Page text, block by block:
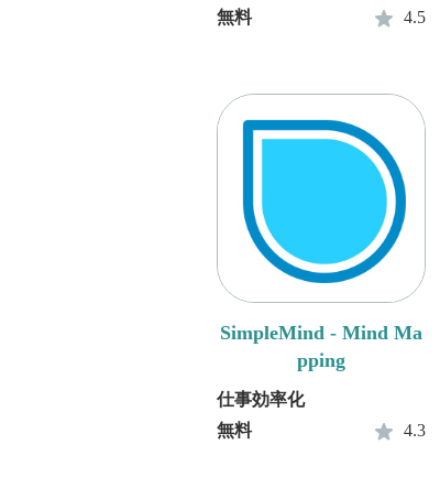
無料
4.5
SimpleMind - Mind Ma
pping
仕事効率化
無料
4.3